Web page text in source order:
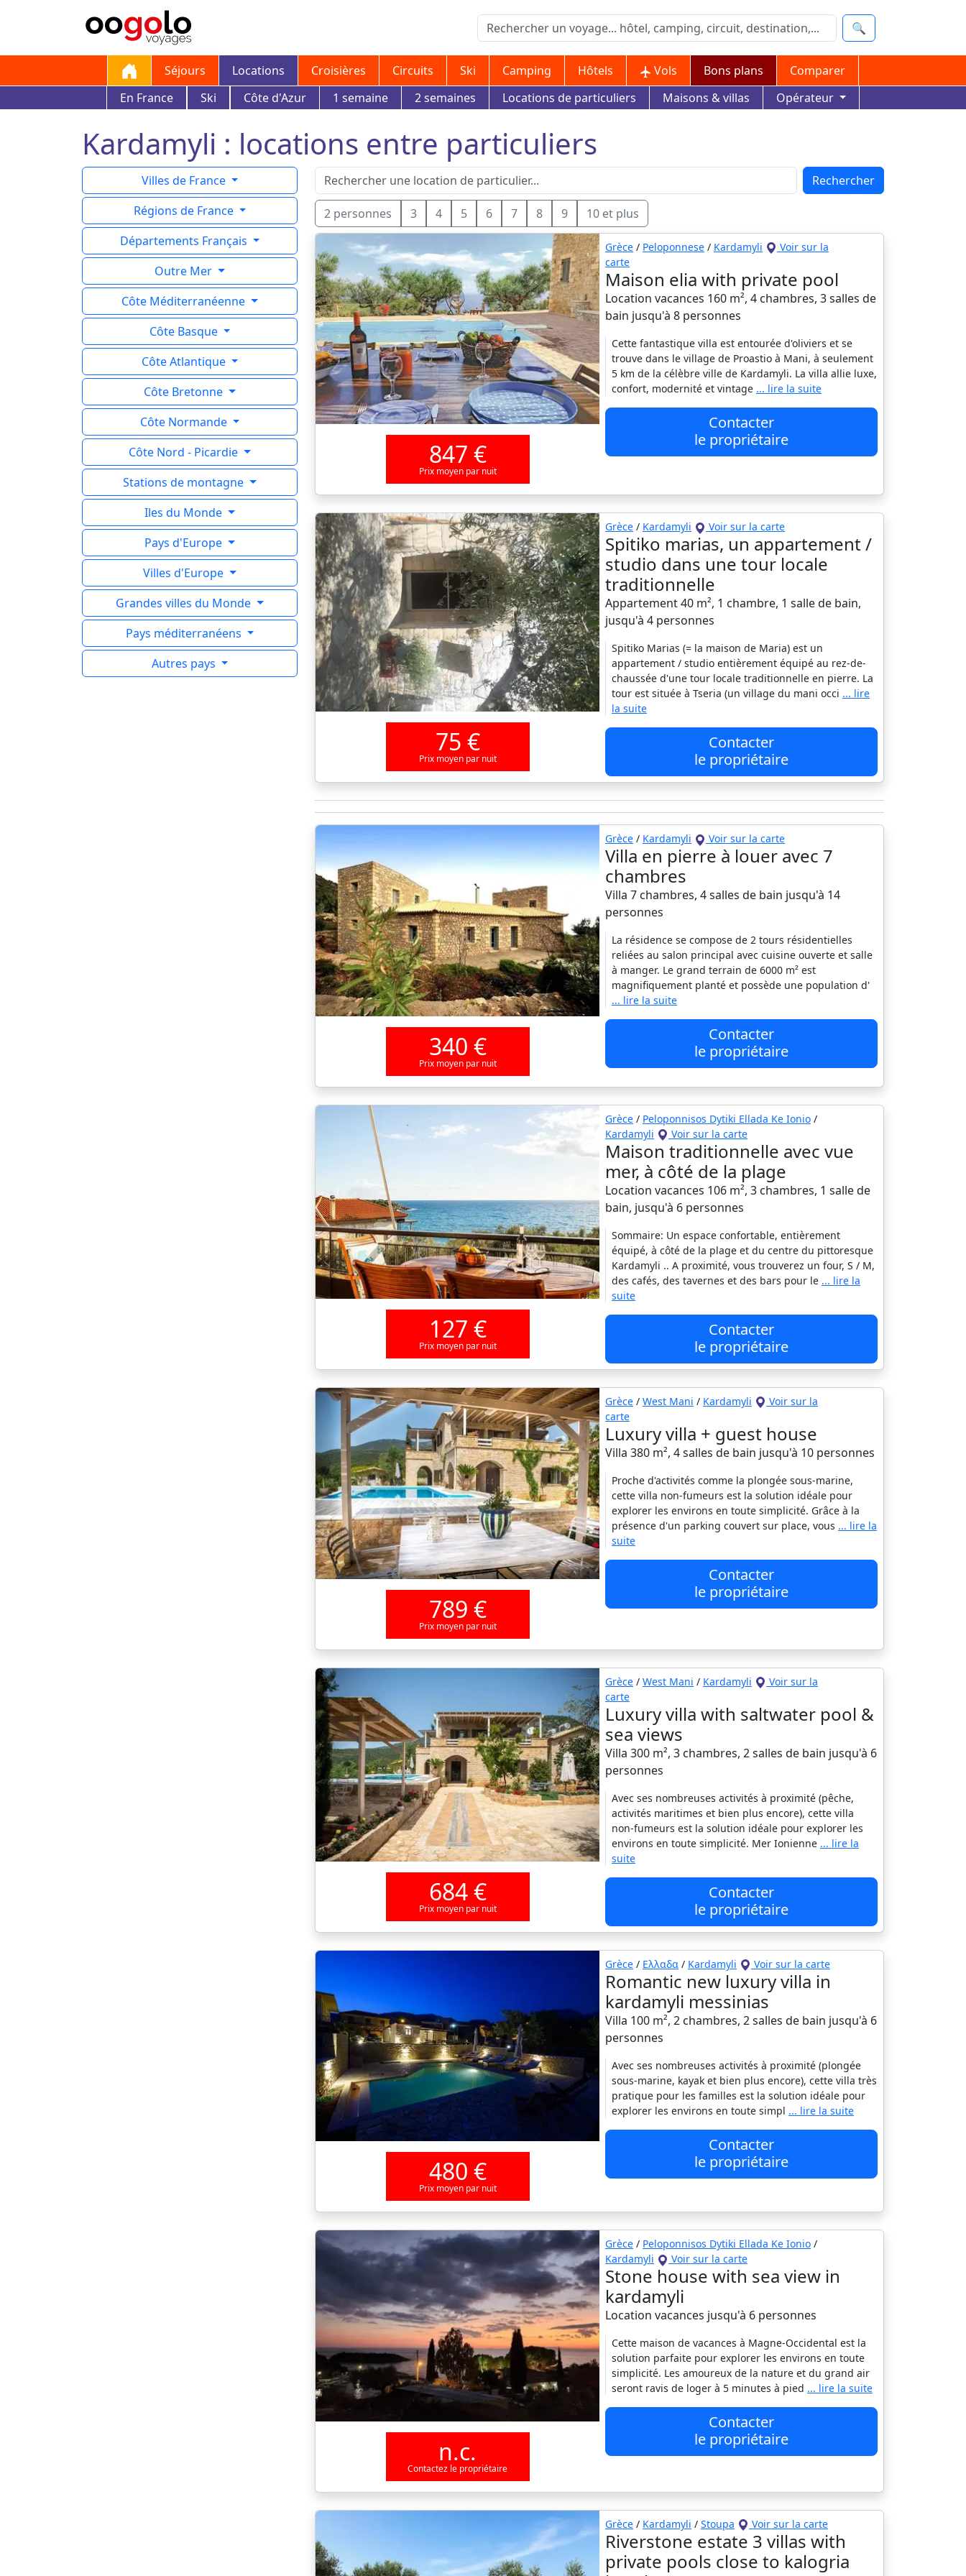
🔍
Séjours Locations Croisières Circuits Ski Camping Hôtels Vols Bons plans
Comparer
En France
Ski Côte d'Azur 1 semaine 2 semaines Locations de particuliers Maisons & villas Opérateur
Kardamyli : locations entre particuliers
Villes de France
Régions de France
Départements Français
Outre Mer
Côte Méditerranéenne
Côte Basque
Côte Atlantique
Côte Bretonne
Côte Normande
Côte Nord - Picardie
Stations de montagne
Iles du Monde
Pays d'Europe
Villes d'Europe
Grandes villes du Monde
Pays méditerranéens
Autres pays
Rechercher
2 personnes 3 4 5 6 7 8 9 10 et plus
847 €
Prix moyen par nuit
Grèce / Peloponnese / Kardamyli
Voir sur la
carte
Maison elia with private pool
Location vacances 160 m², 4 chambres, 3 salles de
bain jusqu'à 8 personnes
Cette fantastique villa est entourée d'oliviers et se
trouve dans le village de Proastio à Mani, à seulement
5 km de la célèbre ville de Kardamyli. La villa allie luxe,
confort, modernité et vintage ... lire la suite
Contacter
le propriétaire
75 €
Prix moyen par nuit
Grèce / Kardamyli Voir sur la carte
Spitiko marias, un appartement /
studio dans une tour locale
traditionnelle
Appartement 40 m², 1 chambre, 1 salle de bain,
jusqu'à 4 personnes
Spitiko Marias (= la maison de Maria) est un
appartement / studio entièrement équipé au rez-de-
chaussée d'une tour locale traditionnelle en pierre. La
tour est située à Tseria (un village du mani occi ... lire
la suite
Contacter
le propriétaire
340 €
Prix moyen par nuit
Grèce / Kardamyli Voir sur la carte
Villa en pierre à louer avec 7
chambres
Villa 7 chambres, 4 salles de bain jusqu'à 14
personnes
La résidence se compose de 2 tours résidentielles
reliées au salon principal avec cuisine ouverte et salle
à manger. Le grand terrain de 6000 m² est
magnifiquement planté et possède une population d'
... lire la suite
Contacter
le propriétaire
127 €
Prix moyen par nuit
Grèce / Peloponnisos Dytiki Ellada Ke Ionio /
Kardamyli
Voir sur la carte
Maison traditionnelle avec vue
mer, à côté de la plage
Location vacances 106 m², 3 chambres, 1 salle de
bain, jusqu'à 6 personnes
Sommaire: Un espace confortable, entièrement
équipé, à côté de la plage et du centre du pittoresque
Kardamyli .. A proximité, vous trouverez un four, S / Μ,
des cafés, des tavernes et des bars pour le ... lire la
suite
Contacter
le propriétaire
789 €
Prix moyen par nuit
Grèce / West Mani / Kardamyli
Voir sur la
carte
Luxury villa + guest house
Villa 380 m², 4 salles de bain jusqu'à 10 personnes
Proche d'activités comme la plongée sous-marine,
cette villa non-fumeurs est la solution idéale pour
explorer les environs en toute simplicité. Grâce à la
présence d'un parking couvert sur place, vous ... lire la
suite
Contacter
le propriétaire
684 €
Prix moyen par nuit
Grèce / West Mani / Kardamyli
Voir sur la
carte
Luxury villa with saltwater pool &
sea views
Villa 300 m², 3 chambres, 2 salles de bain jusqu'à 6
personnes
Avec ses nombreuses activités à proximité (pêche,
activités maritimes et bien plus encore), cette villa
non-fumeurs est la solution idéale pour explorer les
environs en toute simplicité. Mer Ionienne ... lire la
suite
Contacter
le propriétaire
480 €
Prix moyen par nuit
Grèce / Ελλαδα / Kardamyli Voir sur la carte
Romantic new luxury villa in
kardamyli messinias
Villa 100 m², 2 chambres, 2 salles de bain jusqu'à 6
personnes
Avec ses nombreuses activités à proximité (plongée
sous-marine, kayak et bien plus encore), cette villa très
pratique pour les familles est la solution idéale pour
explorer les environs en toute simpl ... lire la suite
Contacter
le propriétaire
n.c.
Contactez le propriétaire
Grèce / Peloponnisos Dytiki Ellada Ke Ionio /
Kardamyli
Voir sur la carte
Stone house with sea view in
kardamyli
Location vacances jusqu'à 6 personnes
Cette maison de vacances à Magne-Occidental est la
solution parfaite pour explorer les environs en toute
simplicité. Les amoureux de la nature et du grand air
seront ravis de loger à 5 minutes à pied ... lire la suite
Contacter
le propriétaire
Grèce / Kardamyli / Stoupa Voir sur la carte
Riverstone estate 3 villas with
private pools close to kalogria